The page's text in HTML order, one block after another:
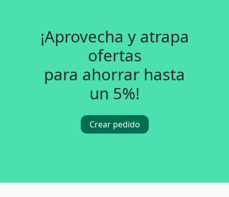
¡Aprovecha y atrapa
ofertas
para ahorrar hasta
un 5%!
Crear pedido